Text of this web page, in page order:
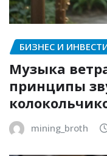
БИЗНЕС И
Музыка
принципы
mining_broth